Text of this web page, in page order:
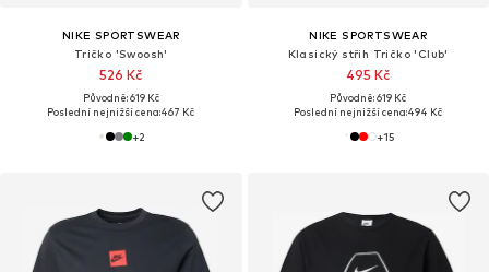
NIKE SPORTSWEAR
Tričko 'Swoosh'
526 Kč
Původně: 619 Kč
Poslední nejnižší cena:467 Kč
+2
NIKE SPORTSWEAR
Klasický střih Tričko 'Club'
495 Kč
Původně: 619 Kč
Poslední nejnižší cena:494 Kč
+15